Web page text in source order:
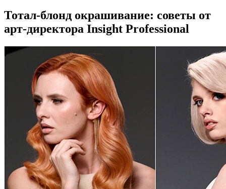
Тотал-блонд окрашивание: советы от
арт-директора Insight Professional